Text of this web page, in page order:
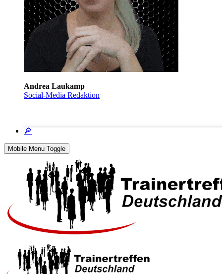
Andrea Laukamp
Social-Media Redaktion
🔎
Mobile Menu Toggle